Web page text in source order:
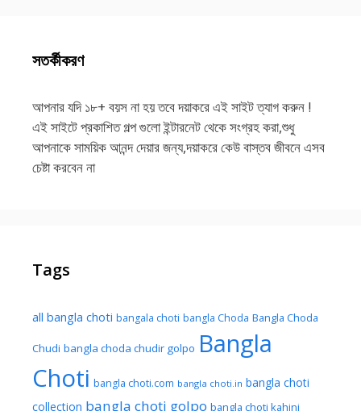
সতর্কীকরণ
আপনার যদি ১৮+ বয়স না হয় তবে দয়াকরে এই সাইট ত্যাগ করুন !
এই সাইটে প্রকাশিত গল্প গুলো ইন্টারনেট থেকে সংগ্রহ করা,শুধু
আপনাকে সাময়িক আনন্দ দেয়ার জন্য,দয়াকরে কেউ বাস্তব জীবনে এসব
চেষ্টা করবেন না
Tags
all bangla choti bangala choti bangla Choda Bangla Choda
Chudi bangla choda chudir golpo Bangla
Choti bangla choti.com bangla choti.in bangla choti
collection bangla choti golpo bangla choti kahini